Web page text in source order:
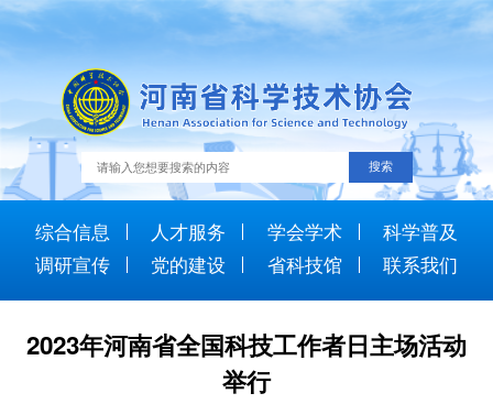
综合信息 人才服务 学会学术
科学普及
调研宣传
党的建设 省科技馆 联系我们
2023年河南省全国科技工作者日主场活动
举行